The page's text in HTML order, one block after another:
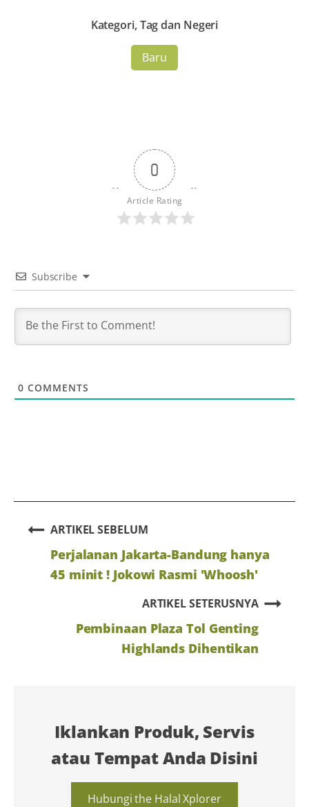
Kategori, Tag dan Negeri
Baru
Iklankan Produk, Servis
atau Tempat Anda Disini
Hubungi the Halal Xplorer
0
Article Rating
Subscribe
0 COMMENTS
ARTIKEL SEBELUM
Perjalanan Jakarta-Bandung hanya
45 minit ! Jokowi Rasmi 'Whoosh'
ARTIKEL SETERUSNYA
Pembinaan Plaza Tol Genting
Highlands Dihentikan